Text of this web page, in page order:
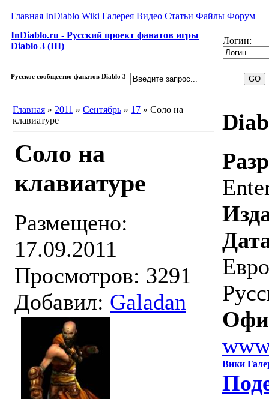
Главная InDiablo Wiki Галерея Видео Статьи Файлы Форум
InDiablo.ru - Русский проект фанатов игры
Diablo 3 (III)
Логин:
Русское сообщество фанатов Diablo 3
Главная » 2011 » Сентябрь » 17 » Соло на
клавиатуре
Соло на
клавиатуре
Размещено:
17.09.2011
Просмотров: 3291
Добавил: Galadan
Вики